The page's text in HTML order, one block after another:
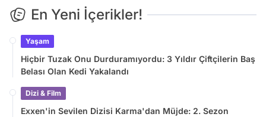
En Yeni İçerikler!
Yaşam
Hiçbir Tuzak Onu Durduramıyordu: 3 Yıldır Çiftçilerin Baş
Belası Olan Kedi Yakalandı
Dizi & Film
Exxen'in Sevilen Dizisi Karma'dan Müjde: 2. Sezon